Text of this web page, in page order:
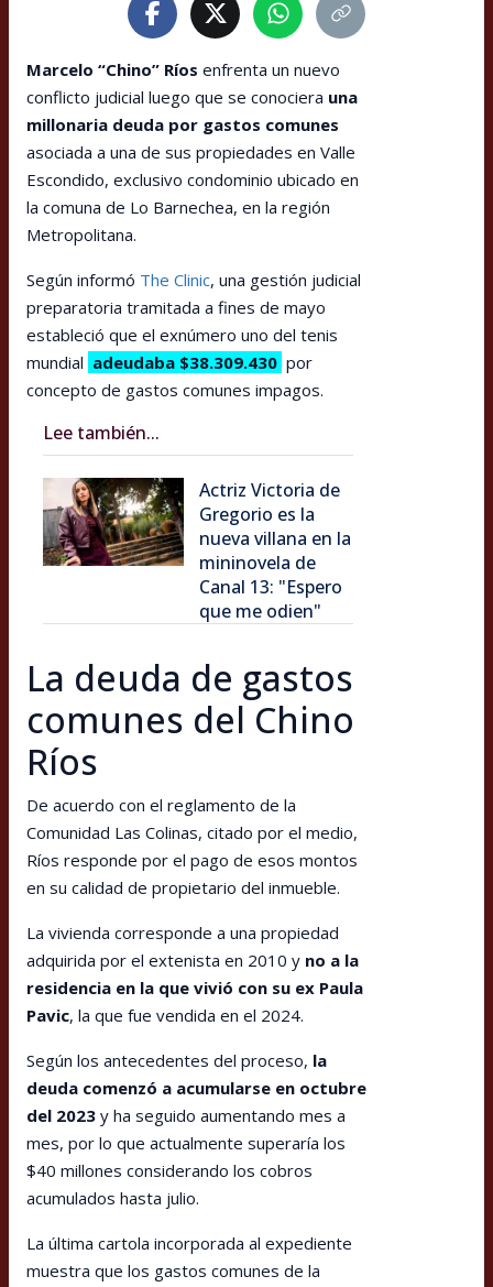
Marcelo “Chino” Ríos enfrenta un nuevo
conflicto judicial luego que se conociera una
millonaria deuda por gastos comunes
asociada a una de sus propiedades en Valle
Escondido, exclusivo condominio ubicado en
la comuna de Lo Barnechea, en la región
Metropolitana.
Según informó The Clinic, una gestión judicial
preparatoria tramitada a fines de mayo
estableció que el exnúmero uno del tenis
mundial adeudaba $38.309.430 por
concepto de gastos comunes impagos.
Lee también...
Actriz Victoria de
Gregorio es la
nueva villana en la
mininovela de
Canal 13: "Espero
que me odien"
La deuda de gastos
comunes del Chino
Ríos
De acuerdo con el reglamento de la
Comunidad Las Colinas, citado por el medio,
Ríos responde por el pago de esos montos
en su calidad de propietario del inmueble.
La vivienda corresponde a una propiedad
adquirida por el extenista en 2010 y no a la
residencia en la que vivió con su ex Paula
Pavic, la que fue vendida en el 2024.
Según los antecedentes del proceso, la
deuda comenzó a acumularse en octubre
del 2023 y ha seguido aumentando mes a
mes, por lo que actualmente superaría los
$40 millones considerando los cobros
acumulados hasta julio.
La última cartola incorporada al expediente
muestra que los gastos comunes de la